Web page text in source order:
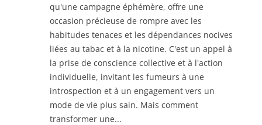
qu'une campagne éphémère, offre une
occasion précieuse de rompre avec les
habitudes tenaces et les dépendances nocives
liées au tabac et à la nicotine. C'est un appel à
la prise de conscience collective et à l'action
individuelle, invitant les fumeurs à une
introspection et à un engagement vers un
mode de vie plus sain. Mais comment
transformer une...